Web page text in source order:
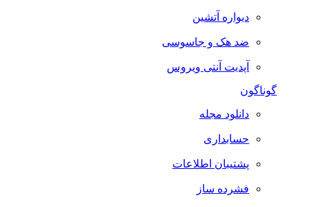
دیواره آتشین
ضد هک و جاسوسی
آپدیت آنتی ویروس
گوناگون
دانلود مجله
حسابداری
پشتیبان اطلاعات
فشرده ساز